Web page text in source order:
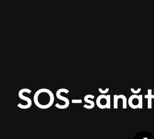
SOS-